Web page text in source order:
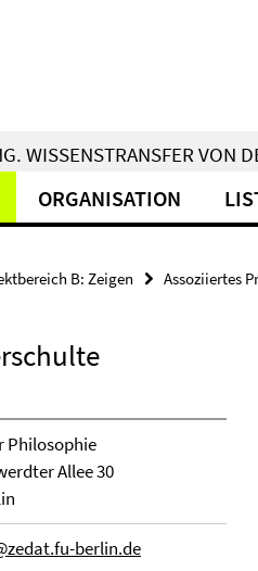
WISSENSTRANSFER VON
ORGANISATION
B: Zeigen Assoziiertes
Philosophie
Allee 30
berlin.de